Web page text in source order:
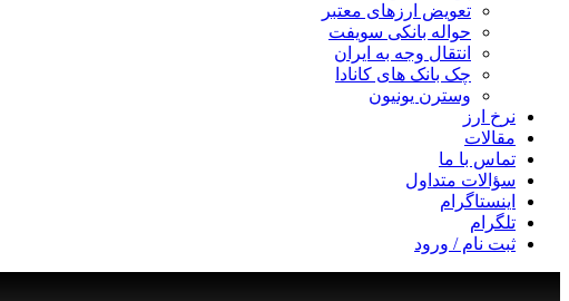
تعویض ارزهای معتبر
حواله بانکی سویفت
انتقال وجه به ایران
چک بانک های کانادا
وسترن یونیون
نرخ ارز
مقالات
تماس با ما
سؤالات متداول
اینستاگرام
تلگرام
ثبت نام / ورود